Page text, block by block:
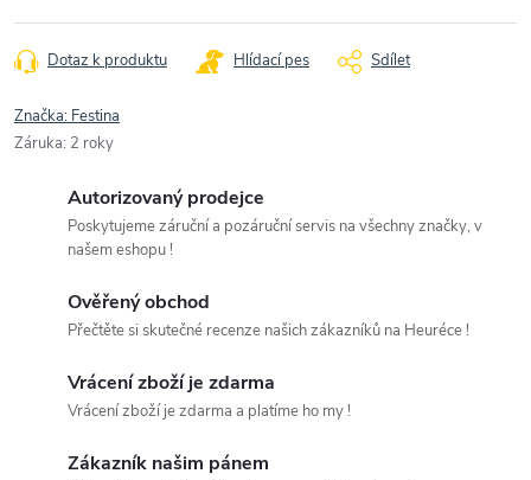
Dotaz k produktu Hlídací pes Sdílet
Značka: Festina
Záruka: 2 roky
Autorizovaný prodejce
Poskytujeme záruční a pozáruční servis na všechny značky, v
našem eshopu !
Ověřený obchod
Přečtěte si skutečné recenze našich zákazníků na Heuréce !
Vrácení zboží je zdarma
Vrácení zboží je zdarma a platíme ho my !
Zákazník našim pánem